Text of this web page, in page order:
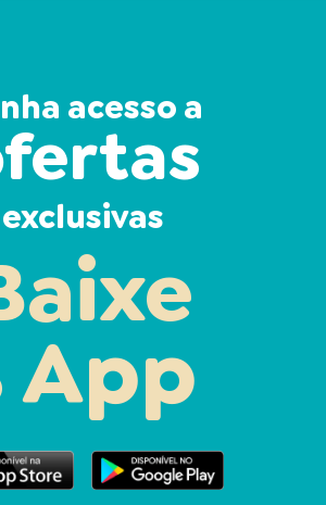
acesso a
exclusivas
App